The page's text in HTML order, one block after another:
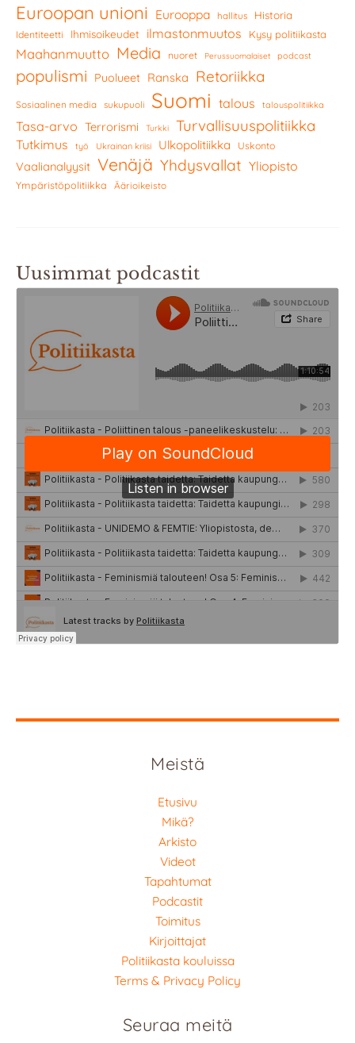
Euroopan unioni Eurooppa hallitus Historia
Identiteetti Ihmisoikeudet ilmastonmuutos Kysy politiikasta
Maahanmuutto Media nuoret Perussuomalaiset podcast
populismi Puolueet Ranska Retoriikka
Sosiaalinen media sukupuoli Suomi talous talouspolitiikka
Tasa-arvo Terrorismi Turkki Turvallisuuspolitiikka
Tutkimus työ Ukrainan kriisi Ulkopolitiikka Uskonto
Vaalianalyysit Venäjä Yhdysvallat Yliopisto
Ympäristöpolitiikka Äärioikeisto
Uusimmat podcastit
Meistä
Etusivu
Mikä?
Arkisto
Videot
Tapahtumat
Podcastit
Toimitus
Kirjoittajat
Politiikasta kouluissa
Terms & Privacy Policy
Seuraa meitä